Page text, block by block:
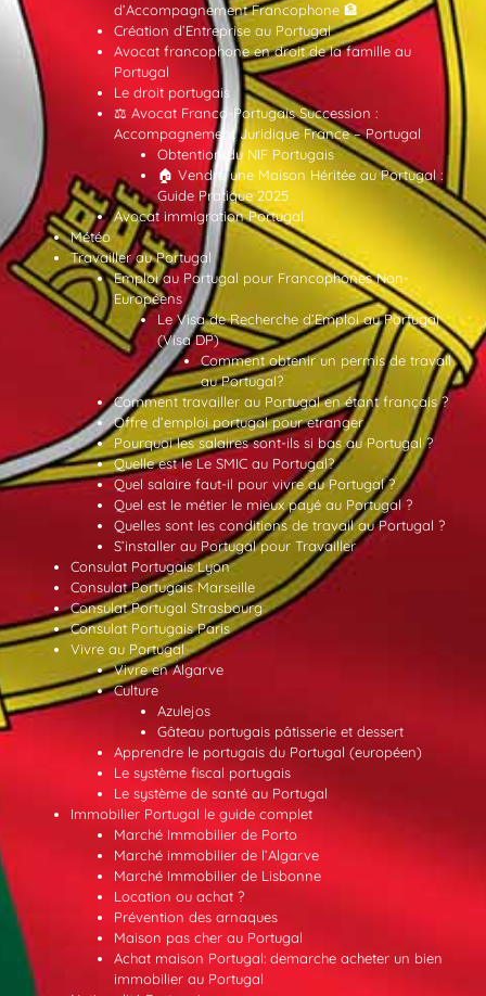
d’Accompagnement Francophone 🏦
Création d’Entreprise au Portugal
Avocat francophone en droit de la famille au
Portugal
Le droit portugais
⚖️ Avocat Franco-Portugais Succession :
Accompagnement Juridique France – Portugal
Obtention du NIF Portugais
🏠 Vendre une Maison Héritée au Portugal :
Guide Pratique 2025
Avocat immigration Portugal
Météo
Travailler au Portugal
Emploi au Portugal pour Francophones Non-
Européens
Le Visa de Recherche d’Emploi au Portugal
(Visa DP)
Comment obtenir un permis de travail
au Portugal?
Comment travailler au Portugal en étant français ?
Offre d’emploi portugal pour etranger
Pourquoi les salaires sont-ils si bas au Portugal ?
Quelle est le Le SMIC au Portugal?
Quel salaire faut-il pour vivre au Portugal ?
Quel est le métier le mieux payé au Portugal ?
Quelles sont les conditions de travail au Portugal ?
S’installer au Portugal pour Travailler
Consulat Portugais Lyon
Consulat Portugais Marseille
Consulat Portugal Strasbourg
Consulat Portugais Paris
Vivre au Portugal
Vivre en Algarve
Culture
Azulejos
Gâteau portugais pâtisserie et dessert
Apprendre le portugais du Portugal (européen)
Le système fiscal portugais
Le système de santé au Portugal
Immobilier Portugal le guide complet
Marché Immobilier de Porto
Marché immobilier de l’Algarve
Marché Immobilier de Lisbonne
Location ou achat ?
Prévention des arnaques
Maison pas cher au Portugal
Achat maison Portugal: demarche acheter un bien
immobilier au Portugal